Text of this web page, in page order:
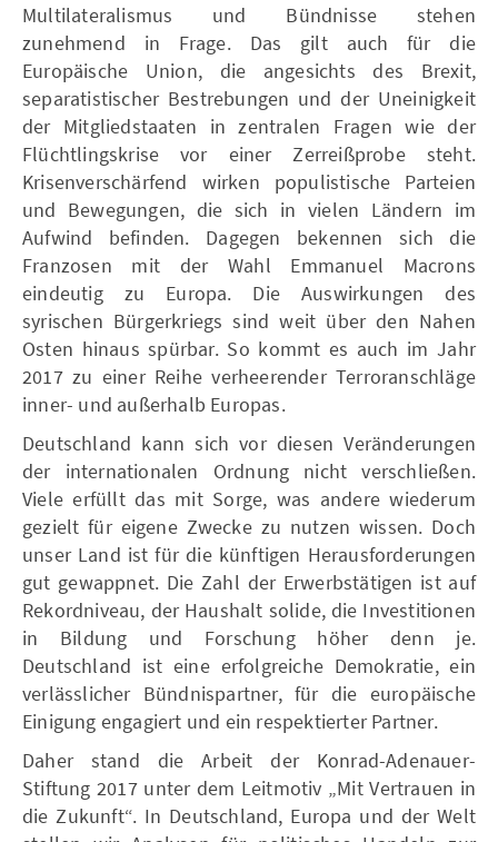
Multilateralismus und Bündnisse stehen
zunehmend in Frage. Das gilt auch für die
Europäische Union, die angesichts des Brexit,
separatistischer Bestrebungen und der Uneinigkeit
der Mitgliedstaaten in zentralen Fragen wie der
Flüchtlingskrise vor einer Zerreißprobe steht.
Krisenverschärfend wirken populistische Parteien
und Bewegungen, die sich in vielen Ländern im
Aufwind befinden. Dagegen bekennen sich die
Franzosen mit der Wahl Emmanuel Macrons
eindeutig zu Europa. Die Auswirkungen des
syrischen Bürgerkriegs sind weit über den Nahen
Osten hinaus spürbar. So kommt es auch im Jahr
2017 zu einer Reihe verheerender Terroranschläge
inner- und außerhalb Europas.
Deutschland kann sich vor diesen Veränderungen
der internationalen Ordnung nicht verschließen.
Viele erfüllt das mit Sorge, was andere wiederum
gezielt für eigene Zwecke zu nutzen wissen. Doch
unser Land ist für die künftigen Herausforderungen
gut gewappnet. Die Zahl der Erwerbstätigen ist auf
Rekordniveau, der Haushalt solide, die Investitionen
in Bildung und Forschung höher denn je.
Deutschland ist eine erfolgreiche Demokratie, ein
verlässlicher Bündnispartner, für die europäische
Einigung engagiert und ein respektierter Partner.
Daher stand die Arbeit der Konrad-Adenauer-
Stiftung 2017 unter dem Leitmotiv „Mit Vertrauen in
die Zukunft“. In Deutschland, Europa und der Welt